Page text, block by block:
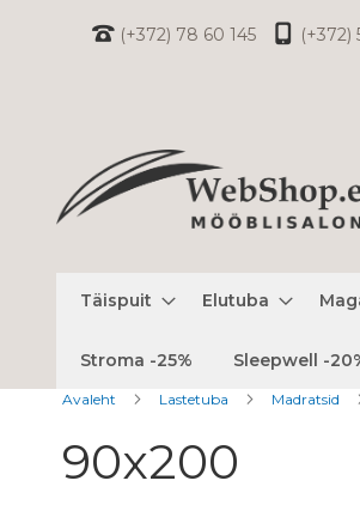
(+372) 78 60 145 (+372)
Täispuit Elutuba
Stroma -25% Sleepwell -
Avaleht Lastetuba Madratsid
90x200